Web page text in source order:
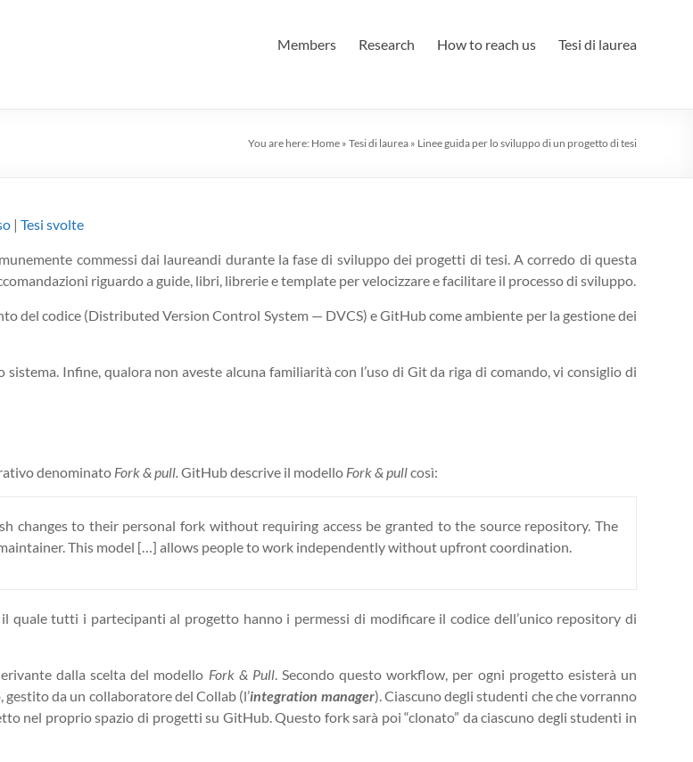
Members Research How to reach us Tesi di laurea
You are here: Home » Tesi di laurea » Linee guida per lo sviluppo di un progetto di tesi
| Tesi svolte
commessi dai laureandi durante la fase di sviluppo dei progetti di tesi. A corredo di questa
riguardo a guide, libri, librerie e template per velocizzare e facilitare il processo di sviluppo.
del codice (Distributed Version Control System — DVCS) e GitHub come ambiente per la gestione dei
Infine, qualora non aveste alcuna familiarità con l’uso di Git da riga di comando, vi consiglio di
denominato Fork & pull.GitHub descrive il modello Fork & pullcosì:
changes to their personal fork without requiring access be granted to the source repository. The
This model […] allows people to work independently without upfront coordination.
quale tutti i partecipanti al progetto hanno i permessi di modificare il codice dell’unico repository di
dalla scelta del modello Fork & Pull. Secondo questo workflow, per ogni progetto esisterà un
gestito da un collaboratore del Collab (l’integration manager). Ciascuno degli studenti che che vorranno
nel proprio spazio di progetti su GitHub. Questo fork sarà poi “clonato” da ciascuno degli studenti in